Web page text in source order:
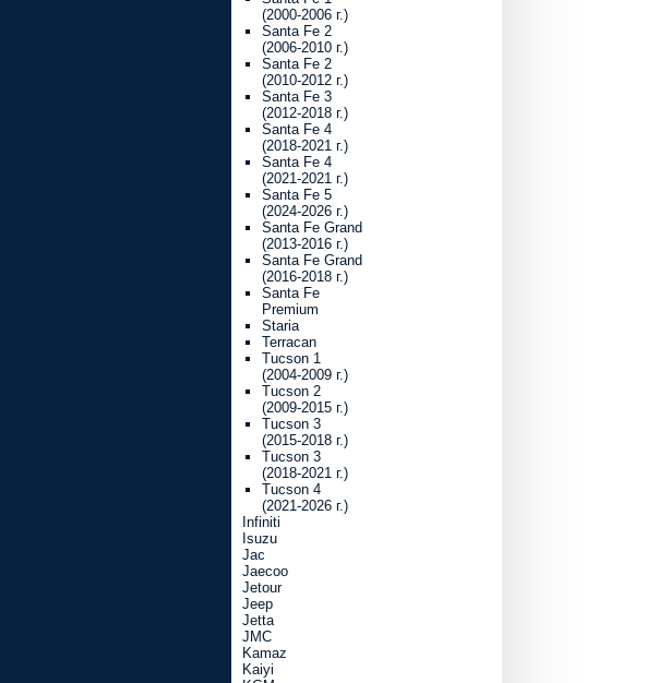
(2000-2006 г.)
Santa Fe 2
(2006-2010 г.)
Santa Fe 2
(2010-2012 г.)
Santa Fe 3
(2012-2018 г.)
Santa Fe 4
(2018-2021 г.)
Santa Fe 4
(2021-2021 г.)
Santa Fe 5
(2024-2026 г.)
Santa Fe Grand
(2013-2016 г.)
Santa Fe Grand
(2016-2018 г.)
Santa Fe
Premium
Staria
Terracan
Tucson 1
(2004-2009 г.)
Tucson 2
(2009-2015 г.)
Tucson 3
(2015-2018 г.)
Tucson 3
(2018-2021 г.)
Tucson 4
(2021-2026 г.)
Infiniti
Isuzu
Jac
Jaecoo
Jetour
Jeep
Jetta
JMC
Kamaz
Kaiyi